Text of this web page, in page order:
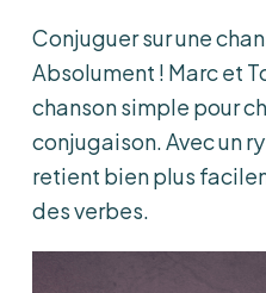
Conjuguer sur une
Absolument ! Marc et
chanson simple pour
conjugaison. Avec un
retient bien plus
des verbes.